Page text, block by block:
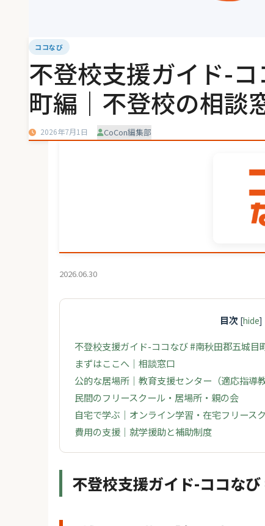
ココなび
不登校支援ガイド-
町編｜不登校の相談
2026年7月1日 CoCon編集部
2026.06.30
目次 [hide]
不登校支援ガイド-ココなび #南秋田郡五城目
まずはここへ｜相談窓口
公的な居場所｜教育支援センター（適応指導教
民間のフリースクール・居場所・親の会
自宅で学ぶ｜オンライン学習・在宅フリース
費用の支援｜就学援助と補助制度
不登校支援ガイド-ココな